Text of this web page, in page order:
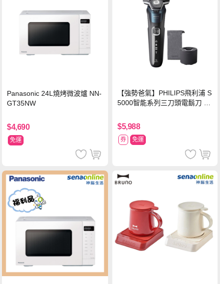
Panasonic 24L燒烤微波爐 NN-
GT35NW
$4,690
免運
【強勢爸氣】PHILIPS飛利浦 S
5000智能系列三刀頭電鬍刀 S5
$5,988
券 免運